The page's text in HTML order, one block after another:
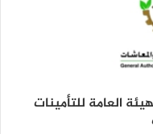
العامة للتأمينات